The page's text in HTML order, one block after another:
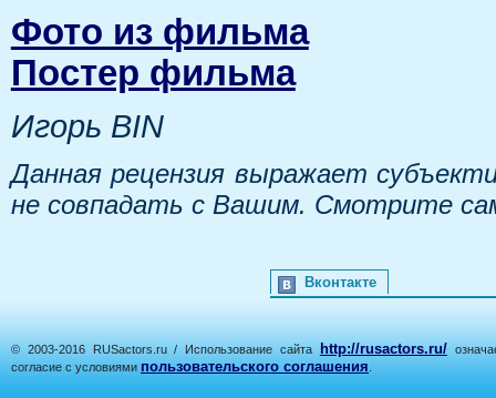
Фото из фильма
Постер фильма
Игорь BIN
Данная рецензия выражает
не совпадать с Вашим. Смотрите
Вконтакте
© 2003-2016 RUSactors.ru / Использование сайта http://rusactors.ru/
согласие с условиями пользовательского соглашения